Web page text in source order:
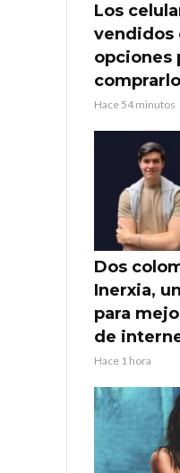
Los
vendidos
opciones
Hace 54 minutos
Dos
Inerxia,
para
de
Hace 1 hora